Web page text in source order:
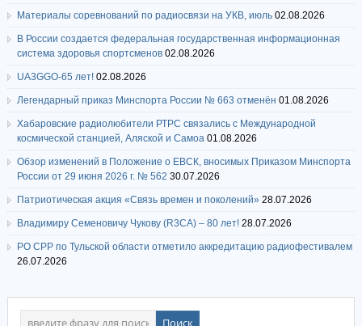
Материалы соревнований по радиосвязи на УКВ, июль 02.08.2026
В России создается федеральная государственная информационная
система здоровья спортсменов 02.08.2026
UA3GGO-65 лет! 02.08.2026
Легендарный приказ Минспорта России № 663 отменён 01.08.2026
Хабаровские радиолюбители РТРС связались с Международной
космической станцией, Аляской и Самоа 01.08.2026
Обзор изменений в Положение о ЕВСК, вносимых Приказом Минспорта
России от 29 июня 2026 г. № 562 30.07.2026
Патриотическая акция «Связь времен и поколений» 28.07.2026
Владимиру Семеновичу Чукову (R3CA) – 80 лет! 28.07.2026
РО СРР по Тульской области отметило аккредитацию радиофестивалем
26.07.2026